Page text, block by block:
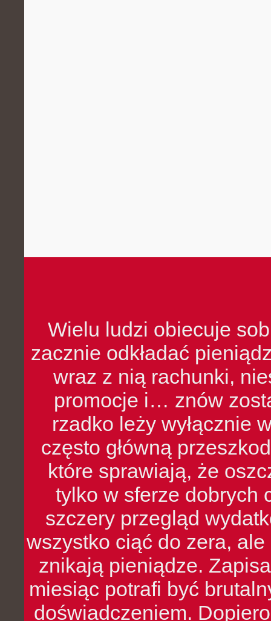
Wielu ludzi obiecuje
zacznie odkładać
wraz z nią rachunki,
promocje i… znów
rzadko leży wyłącznie
często główną
które sprawiają, że
tylko w sferze dobrych
szczery przegląd
wszystko ciąć do zera,
znikają pieniądze.
miesiąc potrafi być
doświadczeniem.